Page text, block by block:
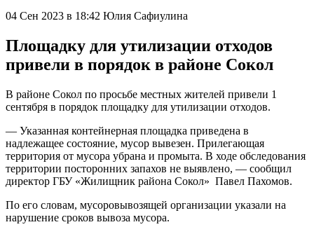
04 Сен 2023 в 18:42 Юлия Сафиулина
Площадку для утилизации отходов
привели в порядок в районе Сокол
В районе Сокол по просьбе местных жителей привели 1
сентября в порядок площадку для утилизации отходов.
— Указанная контейнерная площадка приведена в
надлежащее состояние, мусор вывезен. Прилегающая
территория от мусора убрана и промыта. В ходе обследования
территории посторонних запахов не выявлено, — сообщил
директор ГБУ «Жилищник района Сокол» Павел Пахомов.
По его словам, мусоровывозящей организации указали на
нарушение сроков вывоза мусора.